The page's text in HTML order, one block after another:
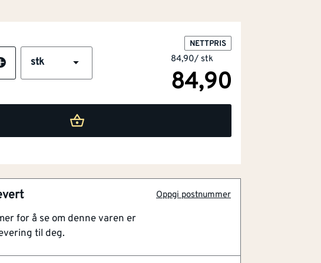
stk
NETTPRIS
84,90/ stk
84,90
Oppgi postnummer
for å se om denne varen er
til deg.
for fjerning av gammel og slitt fugemasse. Dette
designet for å gjøre jobben enklere og mer effektiv,